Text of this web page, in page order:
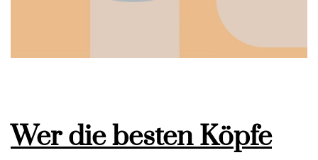
Wer die besten Köpfe